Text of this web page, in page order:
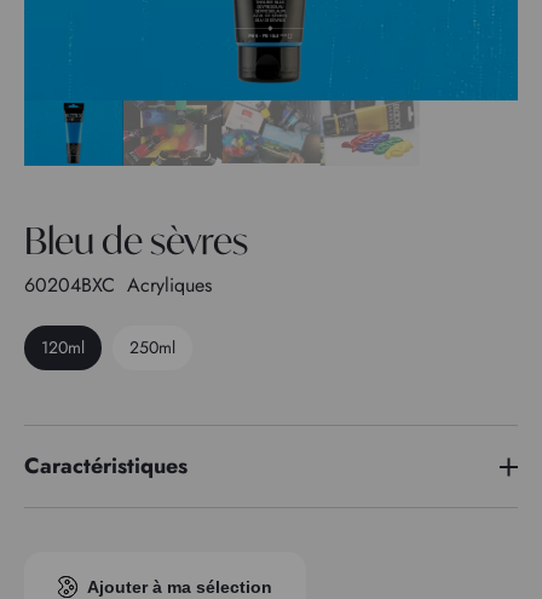
Bleu de sèvres
60204BXC Acryliques
120ml 250ml
Caractéristiques
TransparenceAjouter à ma sélection